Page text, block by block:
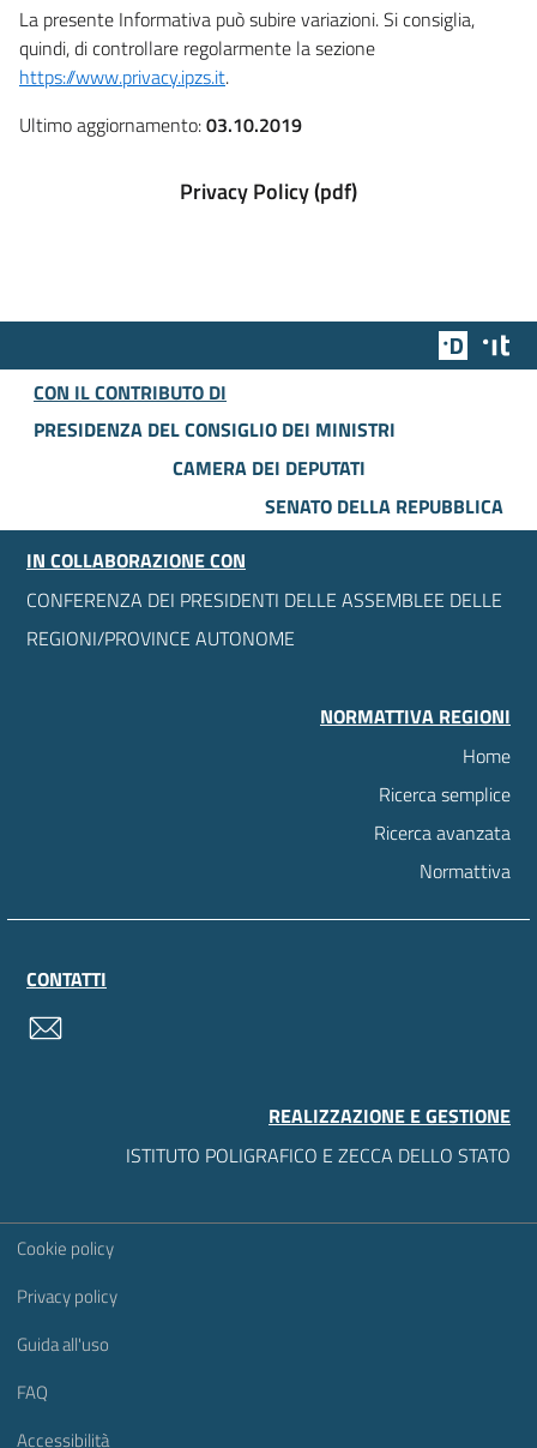
La presente Informativa può subire variazioni. Si consiglia,
quindi, di controllare regolarmente la sezione
https://www.privacy.ipzs.it.
Ultimo aggiornamento:03.10.2019
Privacy Policy (pdf)
Team
CON IL CONTRIBUTO DI
PRESIDENZA DEL CONSIGLIO DEI MINISTRI
CAMERA DEI DEPUTATI
SENATO DELLA REPUBBLICA
IN COLLABORAZIONE CON
CONFERENZA DEI PRESIDENTI DELLE ASSEMBLEE DELLE
REGIONI/PROVINCE AUTONOME
NORMATTIVA REGIONI
Home
Ricerca semplice
Ricerca avanzata
Normattiva
CONTATTI
REALIZZAZIONE E GESTIONE
ISTITUTO POLIGRAFICO E ZECCA DELLO STATO
Sezione Link Utili
Cookie policy
Privacy policy
Guida all'uso
FAQ
Accessibilità